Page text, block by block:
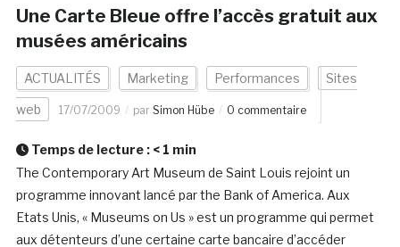
Une Carte Bleue offre l’accès gratuit aux
musées américains
ACTUALITÉS Marketing Performances Sites
web 17/07/2009 par Simon Hübe 0 commentaire
Temps de lecture : < 1 min
The Contemporary Art Museum de Saint Louis rejoint un
programme innovant lancé par the Bank of America. Aux
Etats Unis, « Museums on Us » est un programme qui permet
aux détenteurs d’une certaine carte bancaire d’accéder